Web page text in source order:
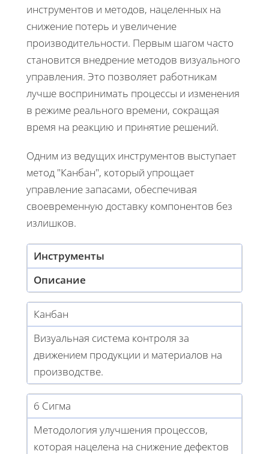
инструментов и методов, нацеленных на
снижение потерь и увеличение
производительности. Первым шагом часто
становится внедрение методов визуального
управления. Это позволяет работникам
лучше воспринимать процессы и изменения
в режиме реального времени, сокращая
время на реакцию и принятие решений.
Одним из ведущих инструментов выступает
метод "Канбан", который упрощает
управление запасами, обеспечивая
своевременную доставку компонентов без
излишков.
Инструменты
Описание
Канбан
Визуальная система контроля за
движением продукции и материалов на
производстве.
6 Сигма
Методология улучшения процессов,
которая нацелена на снижение дефектов